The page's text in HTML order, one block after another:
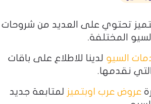
تحتوي على العديد من شروحات
المختلفة.
السيو لدينا للاطلاع على باقات
عروض عرب اوبتميز لمتابعة جديد